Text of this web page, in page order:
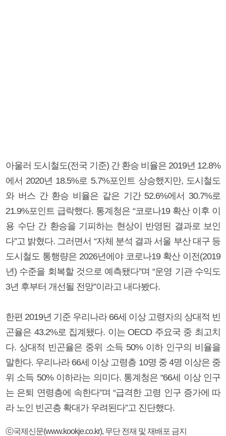
아울러 도시철도(전국 기준) 간 환승 비율은 2019년 12.8%
에서 2020년 18.5%로 5.7%포인트 상승했지만, 도시철도
와 버스 간 환승 비율은 같은 기간 52.6%에서 30.7%로
21.9%포인트 급락했다. 통계청은 “코로나19 확산 이후 이
용 수단 간 환승을 기피하는 현상이 반영된 결과로 보인
다”고 밝혔다. 그러면서 “자체 분석 결과 서울 부산 대구 등
도시철도 통행량은 2026년에야 코로나19 확산 이전(2019
년) 수준을 회복할 것으로 예측됐다”며 “운영 기관 수익도
3년 후부터 개선될 전망”이라고 내다봤다.
한편 2019년 기준 우리나라 66세 이상 고령자의 상대적 빈
곤율은 43.2%로 집계됐다. 이는 OECD 주요국 중 최고치
다. 상대적 빈곤율은 중위 소득 50% 이하 인구의 비율을
말한다. 우리나라 66세 이상 고령층 10명 중 4명 이상은 중
위 소득 50% 이하라는 의미다. 통계청은 “66세 이상 인구
는 은퇴 연령층에 속한다”며 “급격한 고령 인구 증가에 따
라 노인 빈곤층 확대가 우려된다”고 진단했다.
ⓒ국제신문(www.kookje.co.kr), 무단 전재 및 재배포 금지